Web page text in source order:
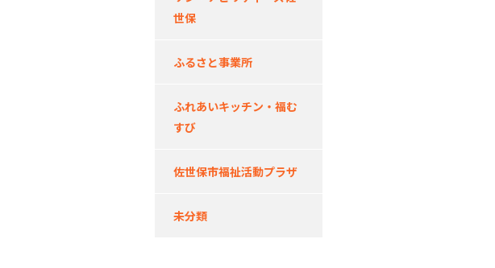
世保
ふるさと事業所
ふれあいキッチン・福む
すび
佐世保市福祉活動プラザ
未分類